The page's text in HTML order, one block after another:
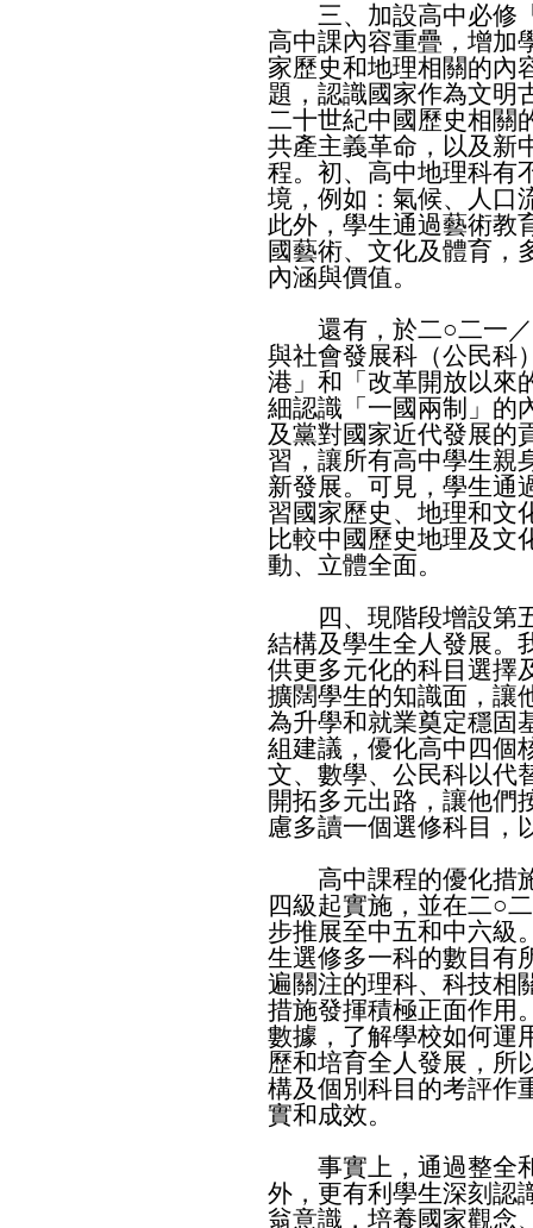
三、加設高中必修「
高中課內容重疊，增加
家歷史和地理相關的內
題，認識國家作為文明
二十世紀中國歷史相關
共產主義革命，以及新
程。初、高中地理科有
境，例如：氣候、人口
此外，學生通過藝術教
國藝術、文化及體育，
內涵與價值。
還有，於二○二一／
與社會發展科（公民科
港」和「改革開放以來
細認識「一國兩制」的
及黨對國家近代發展的
習，讓所有高中學生親
新發展。可見，學生通
習國家歷史、地理和文
比較中國歷史地理及文
動、立體全面。
四、現階段增設第五
結構及學生全人發展。
供更多元化的科目選擇
擴闊學生的知識面，讓
為升學和就業奠定穩固
組建議，優化高中四個
文、數學、公民科以代
開拓多元出路，讓他們
慮多讀一個選修科目，
高中課程的優化措施
四級起實施，並在二○
步推展至中五和中六級
生選修多一科的數目有
遍關注的理科、科技相
措施發揮積極正面作用
數據，了解學校如何運
歷和培育全人發展，所
構及個別科目的考評作
實和成效。
事實上，通過整全和
外，更有利學生深刻認
翁意識，培養國家觀念